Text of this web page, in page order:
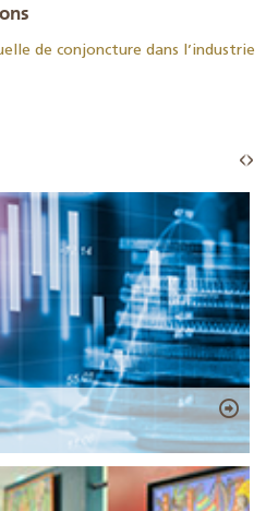
de conjoncture dans l’industrie